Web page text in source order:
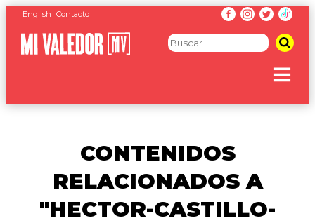
English Contacto
CONTENIDOS
RELACIONADOS A
"HECTOR-CASTILLO-